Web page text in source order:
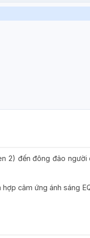
2) đến đông đảo
cảm ứng ánh sáng